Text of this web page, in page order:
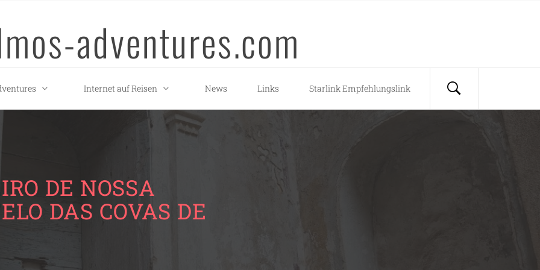
adventures.com
Internet auf Reisen News Links Starlink Empfehlungslink
DE NOSSA
DAS COVAS DE